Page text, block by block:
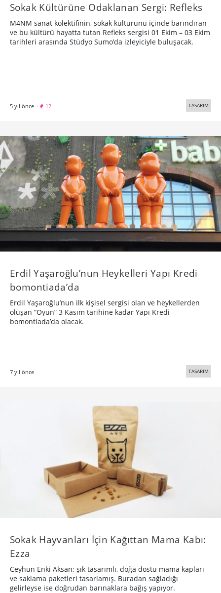
Sokak Kültürüne Odaklanan Sergi: Refleks
M4NM sanat kolektifinin, sokak kültürünü içinde barındıran
ve bu kültürü hayatta tutan Refleks sergisi 01 Ekim – 03 Ekim
tarihleri arasında Stüdyo Sumo’da izleyiciyle buluşacak.
5 yıl önce · 12 TASARIM
Erdil Yaşaroğlu’nun Heykelleri Yapı Kredi
bomontiada’da
Erdil Yaşaroğlu’nun ilk kişisel sergisi olan ve heykellerden
oluşan “Oyun” 3 Kasım tarihine kadar Yapı Kredi
bomontiada’da olacak.
7 yıl önce TASARIM
Sokak Hayvanları İçin Kağıttan Mama Kabı:
Ezza
Ceyhun Enki Aksan; şık tasarımlı, doğa dostu mama kapları
ve saklama paketleri tasarlamış. Buradan sağladığı
gelirleyse ise doğrudan barınaklara bağış yapıyor.